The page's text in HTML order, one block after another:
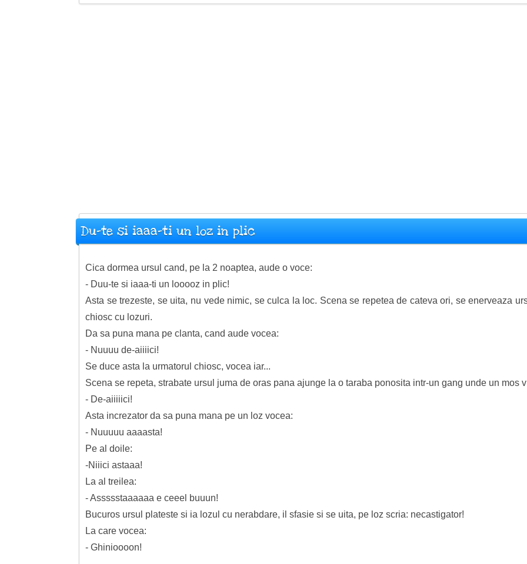
Du-te si iaaa-ti un loz in plic
Cica dormea ursul cand, pe la 2 noaptea, aude o voce:
- Duu-te si iaaa-ti un looooz in plic!
Asta se trezeste, se uita, nu vede nimic, se culca la loc. Scena se repetea de cateva ori, se enerveaza
chiosc cu lozuri.
Da sa puna mana pe clanta, cand aude vocea:
- Nuuuu de-aiiiici!
Se duce asta la urmatorul chiosc, vocea iar...
Scena se repeta, strabate ursul juma de oras pana ajunge la o taraba ponosita intr-un gang unde un mos
- De-aiiiiici!
Asta increzator da sa puna mana pe un loz vocea:
- Nuuuuu aaaasta!
Pe al doile:
-Niiici astaaa!
La al treilea:
- Assssstaaaaaa e ceeel buuun!
Bucuros ursul plateste si ia lozul cu nerabdare, il sfasie si se uita, pe loz scria: necastigator!
La care vocea:
- Ghinioooon!